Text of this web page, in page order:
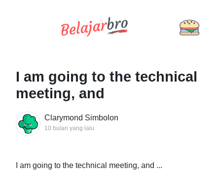
I am going to the technical
meeting, and
Clarymond Simbolon
10 bulan yang lalu
I am going to the technical meeting, and ...